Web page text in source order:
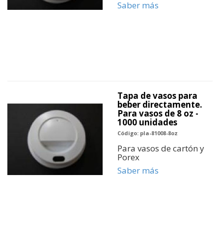
Saber más
Tapa de vasos para
beber directamente.
Para vasos de 8 oz -
1000 unidades
Código: pla-81008-8oz
Para vasos de cartón y
Porex
Saber más